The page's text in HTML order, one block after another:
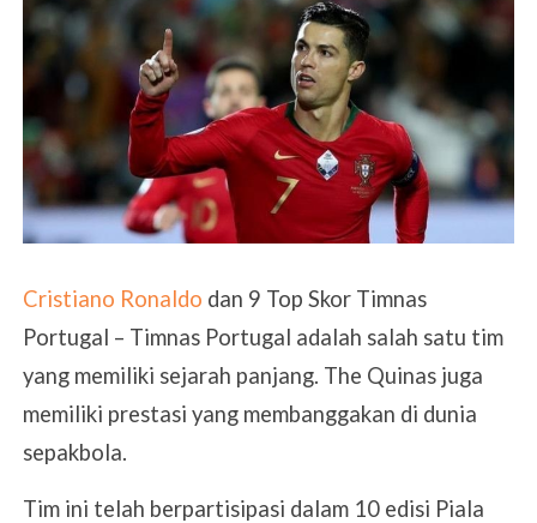
Cristiano Ronaldo dan 9 Top Skor Timnas
Portugal – Timnas Portugal adalah salah satu tim
yang memiliki sejarah panjang. The Quinas juga
memiliki prestasi yang membanggakan di dunia
sepakbola.
Tim ini telah berpartisipasi dalam 10 edisi Piala